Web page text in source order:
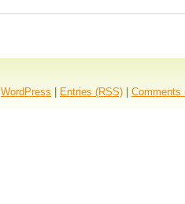
WordPress Entries (RSS) Comments